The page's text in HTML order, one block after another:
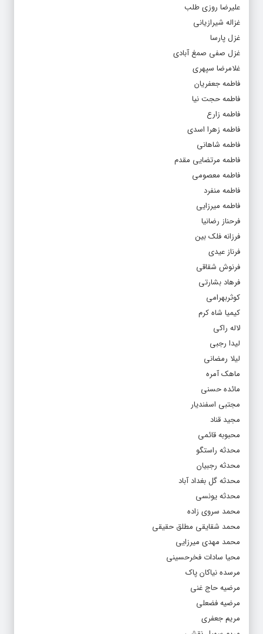
علیرضا روزی طلب
غزاله شیرازیانی
غزل پارسا
غزل صفی صمغ آبادی
غلامرضا سپهری
فاطمه جعفریان
فاطمه حجت نیا
فاطمه زارع
فاطمه زهرا اسدی
فاطمه شاهانی
فاطمه مرتضایی مقدم
فاطمه معصومی
فاطمه منفرد
فاطمه میرزایی
فرحناز رضانیا
فرزانه فلک بین
فرناز عیدی
فرنوش شقاقی
فرهاد بشارتی‌
کوثربهرامی
کیمیا شاه کرم
لاله راکی
لیدا رجبی
لیلا رمضانی
ماهک آمره
مائده حسنی
مجتبی اسفندیار
مجید قناد
محبوبه قائمی
محدثه راستگو
محدثه رجبیان
محدثه گل بغداد آباد
محدثه یونسی
محمد سروی زاده
محمد شقایقی مطلق حقیقی
محمد مهدی میرزایی
محیا سادات فخرحسینی
مرسده نیاکان پاک
مرضیه حاج غنی
مرضیه فضعلی
مریم جعفری